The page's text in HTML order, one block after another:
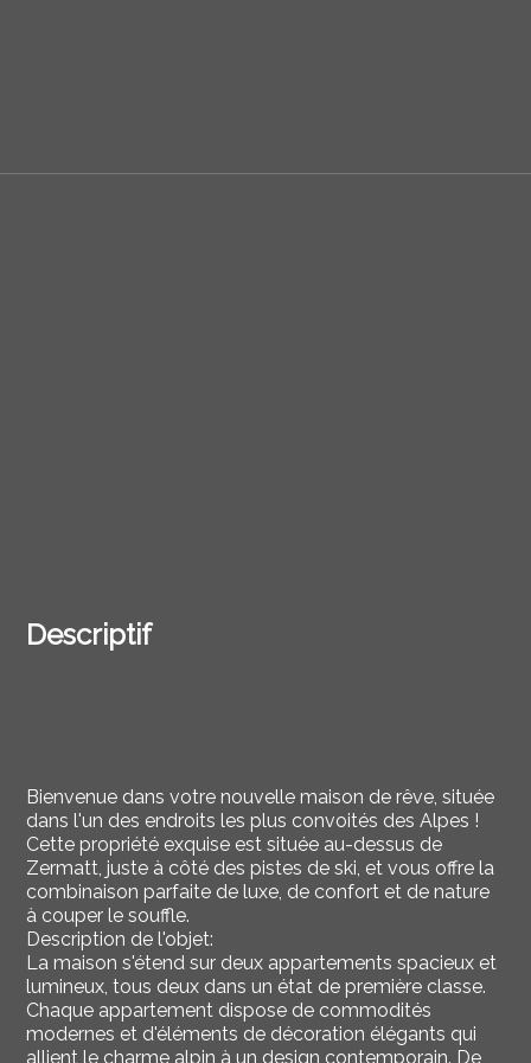
Descriptif
Bienvenue dans votre nouvelle maison de rêve, située
dans l'un des endroits les plus convoités des Alpes !
Cette propriété exquise est située au-dessus de
Zermatt, juste à côté des pistes de ski, et vous offre la
combinaison parfaite de luxe, de confort et de nature
à couper le souffle.
Description de l'objet:
La maison s'étend sur deux appartements spacieux et
lumineux, tous deux dans un état de première classe.
Chaque appartement dispose de commodités
modernes et d'éléments de décoration élégants qui
allient le charme alpin à un design contemporain. De